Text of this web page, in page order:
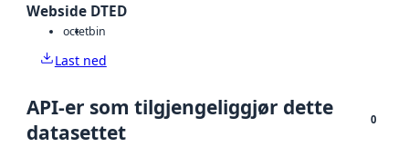
Webside DTED
octetbin
Last ned
API-er som tilgjengeliggjør dette
datasettet
0